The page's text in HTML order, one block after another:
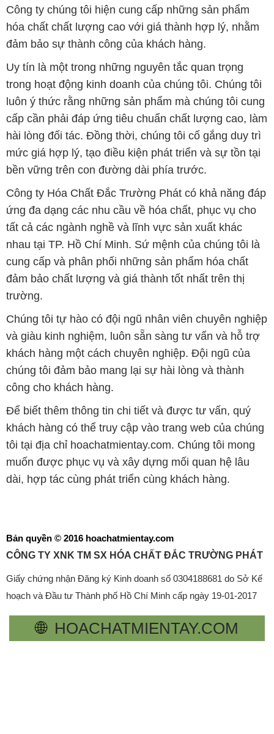
Công ty chúng tôi hiện cung cấp những sản phẩm
hóa chất chất lượng cao với giá thành hợp lý, nhằm
đảm bảo sự thành công của khách hàng.
Uy tín là một trong những nguyên tắc quan trọng
trong hoạt động kinh doanh của chúng tôi. Chúng tôi
luôn ý thức rằng những sản phẩm mà chúng tôi cung
cấp cần phải đáp ứng tiêu chuẩn chất lượng cao, làm
hài lòng đối tác. Đồng thời, chúng tôi cố gắng duy trì
mức giá hợp lý, tạo điều kiện phát triển và sự tồn tại
bền vững trên con đường dài phía trước.
Công ty Hóa Chất Đắc Trường Phát có khả năng đáp
ứng đa dạng các nhu cầu về hóa chất, phục vụ cho
tất cả các ngành nghề và lĩnh vực sản xuất khác
nhau tại TP. Hồ Chí Minh. Sứ mệnh của chúng tôi là
cung cấp và phân phối những sản phẩm hóa chất
đảm bảo chất lượng và giá thành tốt nhất trên thị
trường.
Chúng tôi tự hào có đội ngũ nhân viên chuyên nghiệp
và giàu kinh nghiệm, luôn sẵn sàng tư vấn và hỗ trợ
khách hàng một cách chuyên nghiệp. Đội ngũ của
chúng tôi đảm bảo mang lại sự hài lòng và thành
công cho khách hàng.
Để biết thêm thông tin chi tiết và được tư vấn, quý
khách hàng có thể truy cập vào trang web của chúng
tôi tại địa chỉ hoachatmientay.com. Chúng tôi mong
muốn được phục vụ và xây dựng mối quan hệ lâu
dài, hợp tác cùng phát triển cùng khách hàng.
Bản quyền © 2016 hoachatmientay.com
CÔNG TY XNK TM SX HÓA CHẤT ĐẮC TRƯỜNG PHÁT
Giấy chứng nhận Đăng ký Kinh doanh số 0304188681 do Sở Kế
hoạch và Đầu tư Thành phố Hồ Chí Minh cấp ngày 19-01-2017
🌐 HOACHATMIENTAY.COM